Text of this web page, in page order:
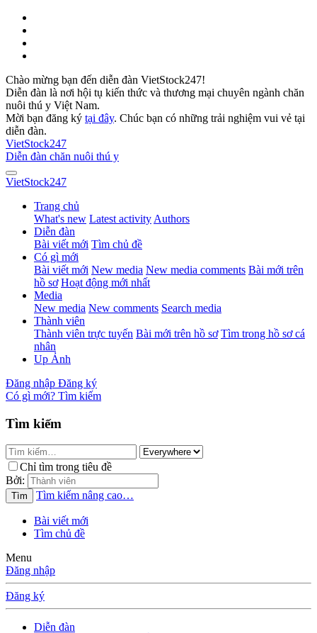
Chào mừng bạn đến diễn đàn VietStock247!
Diễn đàn là nơi hội tụ kiến thức và thương mại chuyên ngành chăn
nuôi thú y Việt Nam.
Mời bạn đăng ký tại đây. Chúc bạn có những trải nghiệm vui vẻ tại
diễn đàn.
VietStock247
Diễn đàn chăn nuôi thú y
VietStock247
Trang chủ
What's new Latest activity Authors
Diễn đàn
Bài viết mới Tìm chủ đề
Có gì mới
Bài viết mới New media New media comments Bài mới trên
hồ sơ Hoạt động mới nhất
Media
New media New comments Search media
Thành viên
Thành viên trực tuyến Bài mới trên hồ sơ Tìm trong hồ sơ cá
nhân
Up Ảnh
Đăng nhập Đăng ký
Có gì mới? Tìm kiếm
Tìm kiếm
Chỉ tìm trong tiêu đề
Bởi:
Tìm Tìm kiếm nâng cao…
Bài viết mới
Tìm chủ đề
Menu
Đăng nhập
Đăng ký
Diễn đàn